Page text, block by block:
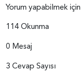
Yorum yapabilmek için
114 Okunma
0 Mesaj
3 Cevap Sayısı